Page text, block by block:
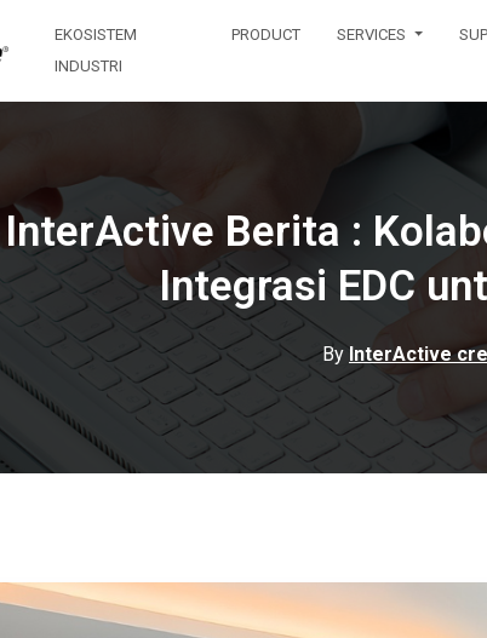
EKOSISTEM
INDUSTRI
PRODUCT SERVICES
InterActive Berita :
Integrasi EDC
By InterActive